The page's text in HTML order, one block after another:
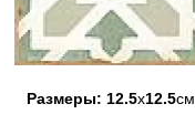
Размеры: 12.5x12.5см